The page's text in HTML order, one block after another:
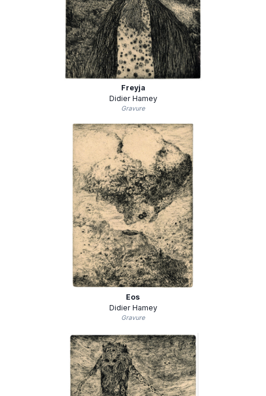
Freyja
Didier Hamey
Gravure
Eos
Didier Hamey
Gravure